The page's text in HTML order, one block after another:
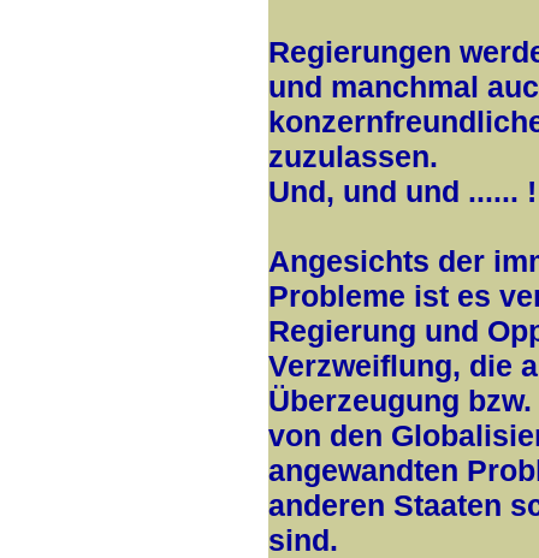
Regierungen
und manchmal
zuzulassen.
Und, und und
Angesichts der
Probleme ist es
Regierung und
Verzweiflung, die
Überzeugung
von den
angewandten
anderen Staaten
sind.